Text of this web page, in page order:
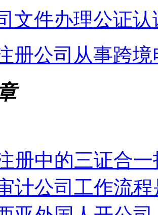
文件办理公证
册公司从事跨
册中的三证合
计公司工作流